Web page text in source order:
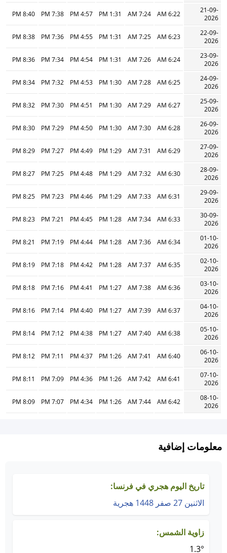
21-09-
2026
6:22 AM
7:24 AM
1:31 PM
4:57 PM
7:38 PM
8:40 PM
22-09-
2026
6:23 AM
7:25 AM
1:31 PM
4:55 PM
7:36 PM
8:38 PM
23-09-
2026
6:24 AM
7:26 AM
1:31 PM
4:54 PM
7:34 PM
8:36 PM
24-09-
2026
6:25 AM
7:28 AM
1:30 PM
4:53 PM
7:32 PM
8:34 PM
25-09-
2026
6:27 AM
7:29 AM
1:30 PM
4:51 PM
7:30 PM
8:32 PM
26-09-
2026
6:28 AM
7:30 AM
1:30 PM
4:50 PM
7:29 PM
8:30 PM
27-09-
2026
6:29 AM
7:31 AM
1:29 PM
4:49 PM
7:27 PM
8:29 PM
28-09-
2026
6:30 AM
7:32 AM
1:29 PM
4:48 PM
7:25 PM
8:27 PM
29-09-
2026
6:31 AM
7:33 AM
1:29 PM
4:46 PM
7:23 PM
8:25 PM
30-09-
2026
6:33 AM
7:34 AM
1:28 PM
4:45 PM
7:21 PM
8:23 PM
01-10-
2026
6:34 AM
7:36 AM
1:28 PM
4:44 PM
7:19 PM
8:21 PM
02-10-
2026
6:35 AM
7:37 AM
1:28 PM
4:42 PM
7:18 PM
8:19 PM
03-10-
2026
6:36 AM
7:38 AM
1:27 PM
4:41 PM
7:16 PM
8:18 PM
04-10-
2026
6:37 AM
7:39 AM
1:27 PM
4:40 PM
7:14 PM
8:16 PM
05-10-
2026
6:38 AM
7:40 AM
1:27 PM
4:38 PM
7:12 PM
8:14 PM
06-10-
2026
6:40 AM
7:41 AM
1:26 PM
4:37 PM
7:11 PM
8:12 PM
07-10-
2026
6:41 AM
7:42 AM
1:26 PM
4:36 PM
7:09 PM
8:11 PM
08-10-
2026
6:42 AM
7:44 AM
1:26 PM
4:34 PM
7:07 PM
8:09 PM
معلومات إضافية
تاريخ اليوم هجري في فرنسا:
الاثنين 27 صفر 1448 هجرية
زاوية الشمس:
1.3°